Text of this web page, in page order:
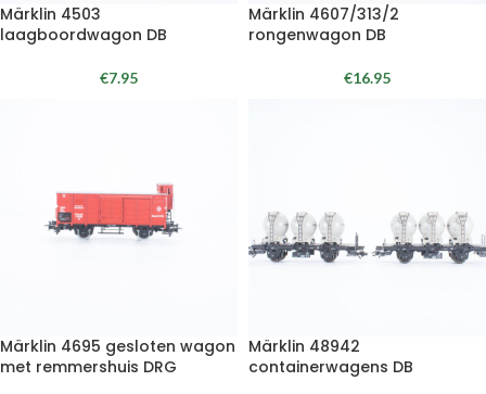
Märklin 4503
laagboordwagon DB
€7.95
Märklin 4607/313/2
rongenwagon DB
€16.95
Märklin 4695 gesloten wagon
met remmershuis DRG
Märklin 48942
containerwagens DB